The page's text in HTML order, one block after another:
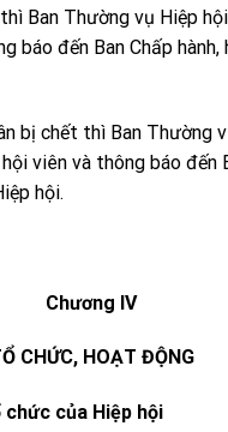
Ban Thường vụ Hiệp
báo đến Ban Chấp hành,
bị chết thì Ban Thường
viên và thông báo đến
hội.
Chương IV
CHỨC, HOẠT ĐỘNG
của Hiệp hội